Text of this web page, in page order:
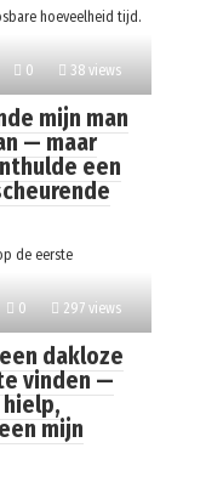
hoeveelheid tijd.
0 38 views
mijn man
— maar
een
de eerste
0 297 views
dakloze
vinden —
hielp,
mijn